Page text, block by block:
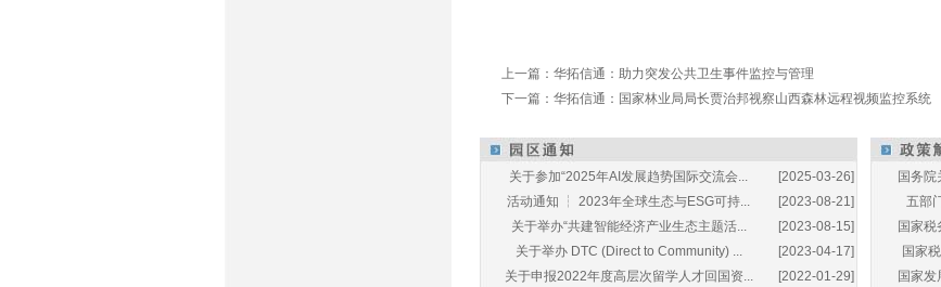
上一篇： 华拓信通：助力突发公共卫生事件监控与管理
下一篇： 华拓信通：国家林业局局长贾治邦视察山西森林远程视频监控系统
[2025-03-26]
关于参加“2025年AI发展趋势国际交流会...
[2023-08-21]
活动通知 ┆ 2023年全球生态与ESG可持...
[2023-08-15]
关于举办“共建智能经济产业生态主题活...
[2023-04-17]
关于举办 DTC (Direct to Community) ...
[2022-01-29]
关于申报2022年度高层次留学人才回国资...
国务
五部
国家
国家
国家